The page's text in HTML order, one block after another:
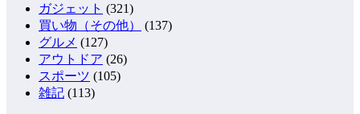
ガジェット (321)
買い物（その他）
(137)
グルメ (127)
アウトドア (26)
スポーツ (105)
雑記 (113)